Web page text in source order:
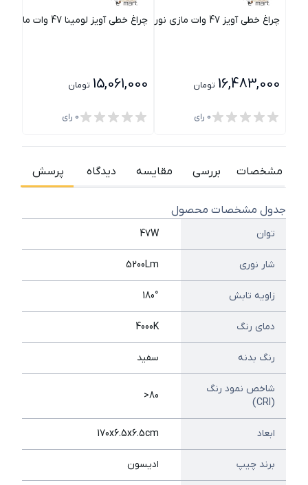
چراغ خطی آویز 47 وات مازی نور مدل اینفینیتی C
16,483,000 تومان
0 رای
چراغ خطی آویز لومینا 47 وات مازی نور
15,061,000 تومان
0 رای
مشخصات بررسی مقایسه دیدگاه پرسش
جدول مشخصات محصول
توان 47W
شار نوری 5200Lm
زاویه تابش 180°
دمای رنگ 4000K
رنگ بدنه سفید
شاخص نمود رنگ
(CRI)
80<
ابعاد 170x6.5x6.5cm
برند چیپ ادیسون